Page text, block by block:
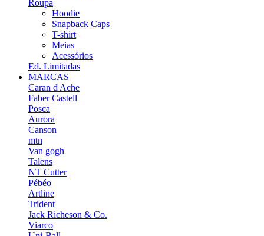
Roupa
Hoodie
Snapback Caps
T-shirt
Meias
Acessórios
Ed. Limitadas
MARCAS
Caran d Ache
Faber Castell
Posca
Aurora
Canson
mtn
Van gogh
Talens
NT Cutter
Pébéo
Artline
Trident
Jack Richeson & Co.
Viarco